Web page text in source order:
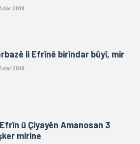
2018
li Efrînê birîndar bûyî, mir
2018
û Çiyayên Amanosan 3
mirine